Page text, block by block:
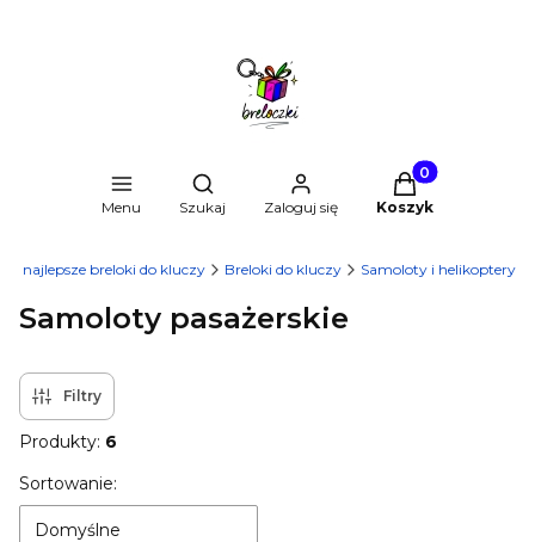
Menu
Otwórz wyszukiwarkę
Szukaj Zaloguj się
Produkty w
Koszyk
- najlepsze breloki do kluczy Breloki do kluczy Samoloty i helikoptery
Samoloty pasażerskie
Filtry
Produkty: 6
Lista produktów
Sortowanie:
Domyślne